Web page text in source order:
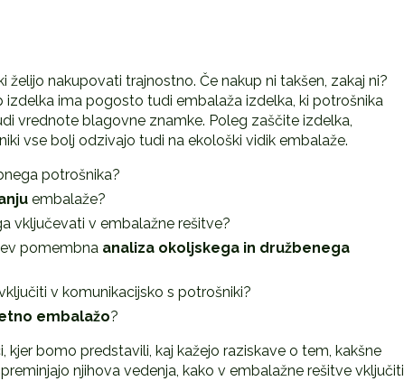
želijo nakupovati trajnostno. Če nakup ni takšen, zakaj ni?
ima pogosto tudi embalaža izdelka, ki potrošnika
vrednote blagovne znamke. Poleg zaščite izdelka,
vse bolj odzivajo tudi na ekološki vidik embalaže.
potrošnika?
embalaže?
vključevati v embalažne rešitve?
pomembna analiza okoljskega in družbenega
v komunikacijsko s potrošniki?
embalažo?
kjer bomo predstavili, kaj kažejo raziskave o tem, kakšne
njihova vedenja, kako v embalažne rešitve vključiti